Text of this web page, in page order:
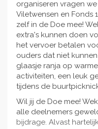
organiseren vragen
Viletwensen en Fonds
zelf in de Doe mee!
extra's kunnen doen
het vervoer betalen
ouders dat niet
glaasje ranja op
activiteiten, een leuk
tijdens de
Wil jij de Doe mee!
alle deelnemers
bijdrage. Alvast